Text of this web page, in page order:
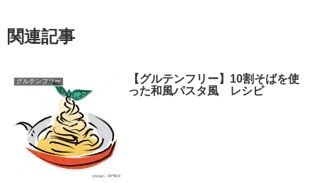
関連記事
グルテンフリー
【グルテンフリー】10割そばを使
った和風パスタ風 レシピ